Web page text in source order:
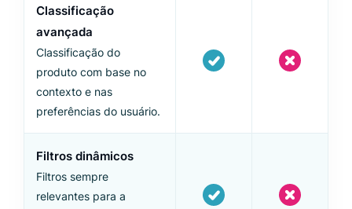
Classificação
avançada
Classificação do
produto com base no
contexto e nas
preferências do usuário.
Filtros dinâmicos
Filtros sempre
relevantes para a